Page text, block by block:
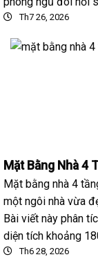
Th7 26, 2026
Mặt Bằng Nhà 4
Mặt bằng nhà 4
một ngôi nhà vừa
Bài viết này phân
diện tích khoảng
Th6 28, 2026